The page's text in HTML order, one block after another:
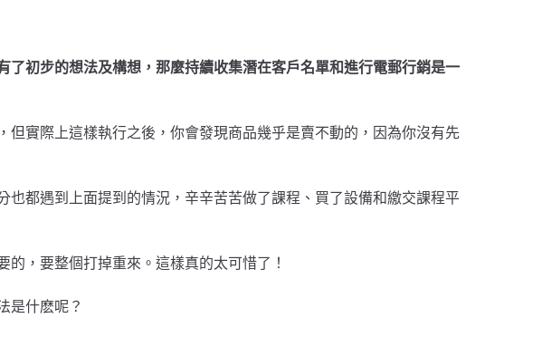
了初步的想法及構想，那麼持續收集潛在客戶名單和進行電郵行銷是一
但實際上這樣執行之後，你會發現商品幾乎是賣不動的，因為你沒有先
也都遇到上面提到的情況，辛辛苦苦做了課程、買了設備和繳交課程平
，要整個打掉重來。這樣真的太可惜了！
是什麽呢？